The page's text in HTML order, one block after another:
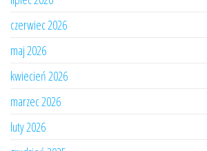
czerwiec 2026
maj 2026
kwiecień 2026
marzec 2026
luty 2026